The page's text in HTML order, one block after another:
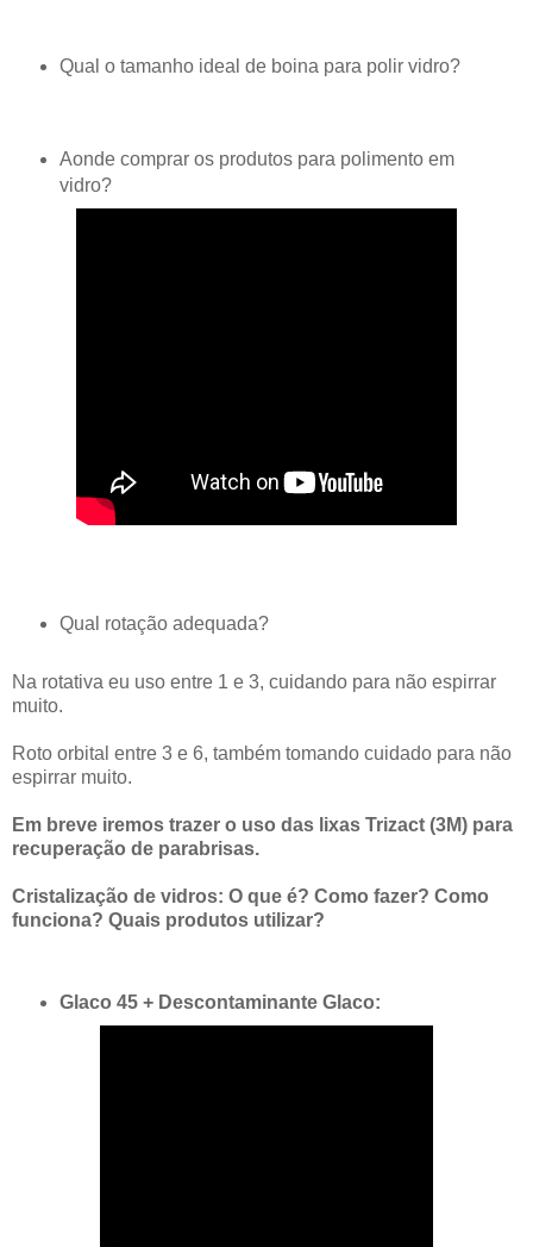
Qual o tamanho ideal de boina para polir vidro?
Aonde comprar os produtos para polimento em
vidro?
Qual rotação adequada?
Na rotativa eu uso entre 1 e 3, cuidando para não espirrar
muito.
Roto orbital entre 3 e 6, também tomando cuidado para não
espirrar muito.
Em breve iremos trazer o uso das lixas Trizact (3M) para
recuperação de parabrisas.
Cristalização de vidros: O que é? Como fazer? Como
funciona? Quais produtos utilizar?
Glaco 45 + Descontaminante Glaco: